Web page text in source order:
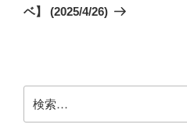
ベ】 (2025/4/26)
索: